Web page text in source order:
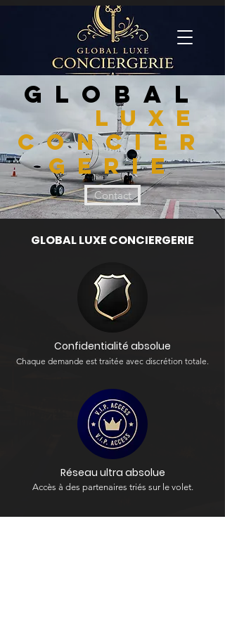
GLOBAL
LUXE
CONCIER
GERIE
Contact
GLOBAL LUXE CONCIERGERIE
Confidentialité absolue
Chaque demande est traitée avec discrétion totale.
Réseau ultra absolue
Accès à des partenaires triés sur le volet.